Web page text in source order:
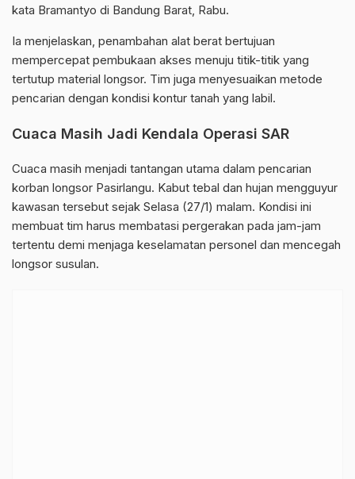
kata Bramantyo di Bandung Barat, Rabu.
Ia menjelaskan, penambahan alat berat bertujuan
mempercepat pembukaan akses menuju titik-titik yang
tertutup material longsor. Tim juga menyesuaikan metode
pencarian dengan kondisi kontur tanah yang labil.
Cuaca Masih Jadi Kendala Operasi SAR
Cuaca masih menjadi tantangan utama dalam pencarian
korban longsor Pasirlangu. Kabut tebal dan hujan mengguyur
kawasan tersebut sejak Selasa (27/1) malam. Kondisi ini
membuat tim harus membatasi pergerakan pada jam-jam
tertentu demi menjaga keselamatan personel dan mencegah
longsor susulan.